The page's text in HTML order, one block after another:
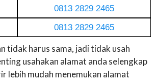
0813 2829 2465
0813 2829 2465
tidak harus sama, jadi tidak usah
usahakan alamat anda selengkap
lebih mudah menemukan alamat